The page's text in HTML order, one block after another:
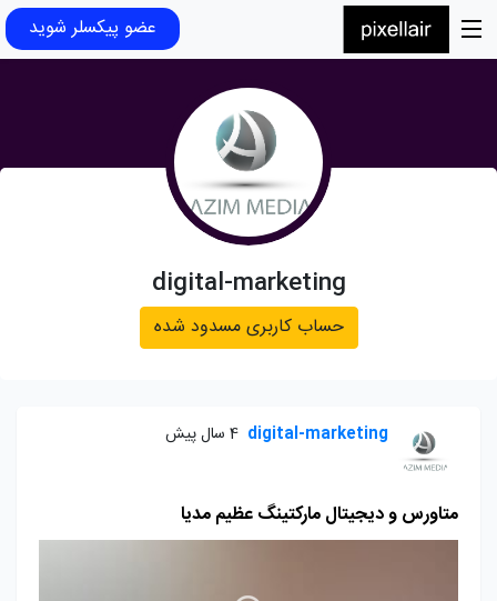
عضو پیکسلر شوید
digital-marketing
حساب کاربری مسدود شده
digital-marketing 4 سال پیش
متاورس و دیجیتال مارکتینگ عظیم مدیا